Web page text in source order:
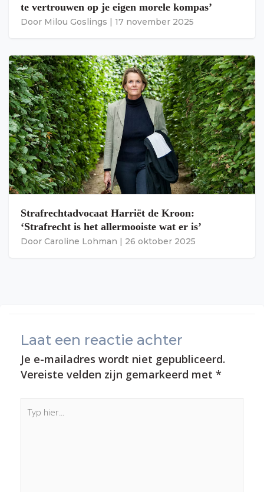
te vertrouwen op je eigen morele kompas’
Door Milou Goslings | 17 november 2025
Strafrechtadvocaat Harriët de Kroon:
‘Strafrecht is het allermooiste wat er is’
Door Caroline Lohman | 26 oktober 2025
Laat een reactie achter
Je e-mailadres wordt niet gepubliceerd.
Vereiste velden zijn gemarkeerd met *
hier...